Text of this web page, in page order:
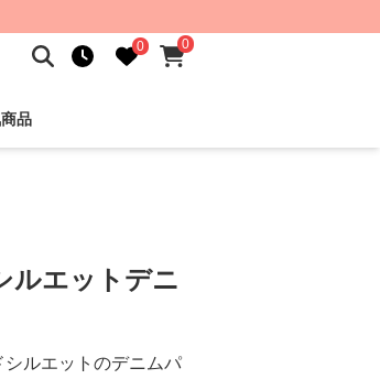
0 0
品
ルエットデニ
ルエットのデニムパ